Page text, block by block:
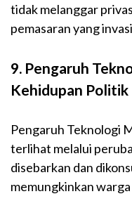
tidak melanggar
pemasaran yang
9. Pengaruh
Kehidupan Politik
Pengaruh Teknologi
terlihat melalui
disebarkan dan
memungkinkan